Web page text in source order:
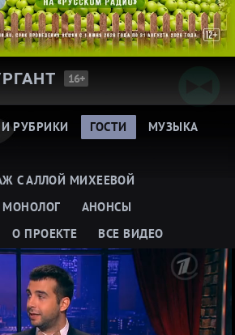
16+
РУБРИКИ ГОСТИ
МУЗЫКА
С АЛЛОЙ МИХЕЕВОЙ
МОНОЛОГ
АНОНСЫ
О ПРОЕКТЕ ВСЕ ВИДЕО